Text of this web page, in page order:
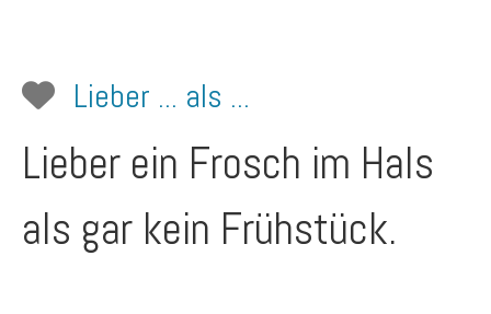
Lieber ... als ...
Lieber ein Frosch im Hals
als gar kein Frühstück.